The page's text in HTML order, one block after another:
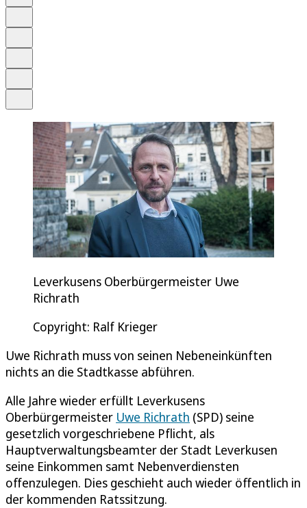
Leverkusens Oberbürgermeister Uwe
Richrath
Copyright: Ralf Krieger
Uwe Richrath muss von seinen Nebeneinkünften
nichts an die Stadtkasse abführen.
Alle Jahre wieder erfüllt Leverkusens
Oberbürgermeister Uwe Richrath (SPD) seine
gesetzlich vorgeschriebene Pflicht, als
Hauptverwaltungsbeamter der Stadt Leverkusen
seine Einkommen samt Nebenverdiensten
offenzulegen. Dies geschieht auch wieder öffentlich in
der kommenden Ratssitzung.